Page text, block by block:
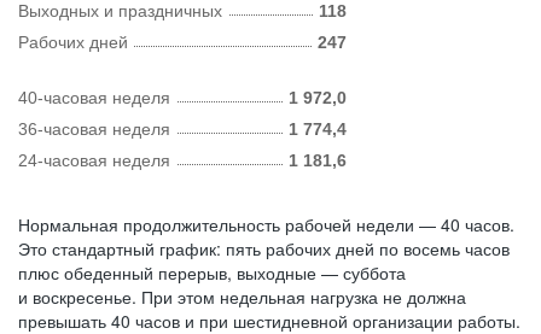
Рабочих дней 247
Выходных и праздничных 118
40-часовая неделя
1 972,0
36-часовая неделя
1 774,4
24-часовая неделя
1 181,6
Нормальная продолжительность рабочей недели — 40 часов.
Это стандартный график: пять рабочих дней по восемь часов
плюс обеденный перерыв, выходные — суббота
и воскресенье. При этом недельная нагрузка не должна
превышать 40 часов и при шестидневной организации работы.